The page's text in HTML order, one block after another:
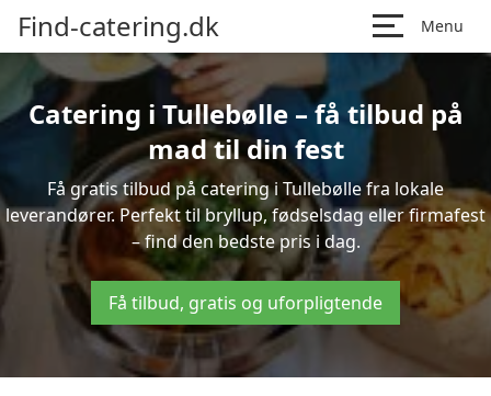
Find-catering.dk Menu
Catering i Tullebølle – få tilbud på
mad til din fest
Få gratis tilbud på catering i Tullebølle fra lokale
leverandører. Perfekt til bryllup, fødselsdag eller firmafest
– find den bedste pris i dag.
Få tilbud, gratis og uforpligtende